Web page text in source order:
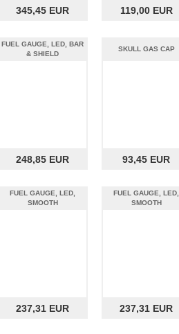
345,45 EUR 119,00 EUR
FUEL GAUGE, LED, BAR
& SHIELD
248,85 EUR
SKULL GAS CAP
93,45 EUR
FUEL GAUGE, LED,
SMOOTH
237,31 EUR
FUEL GAUGE, LED,
SMOOTH
237,31 EUR